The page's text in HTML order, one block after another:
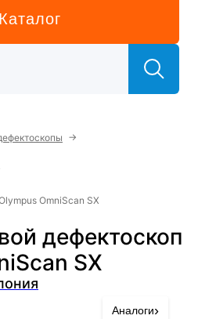
Каталог
→
OmniScan SX
дефектоскоп
SX
Аналоги›